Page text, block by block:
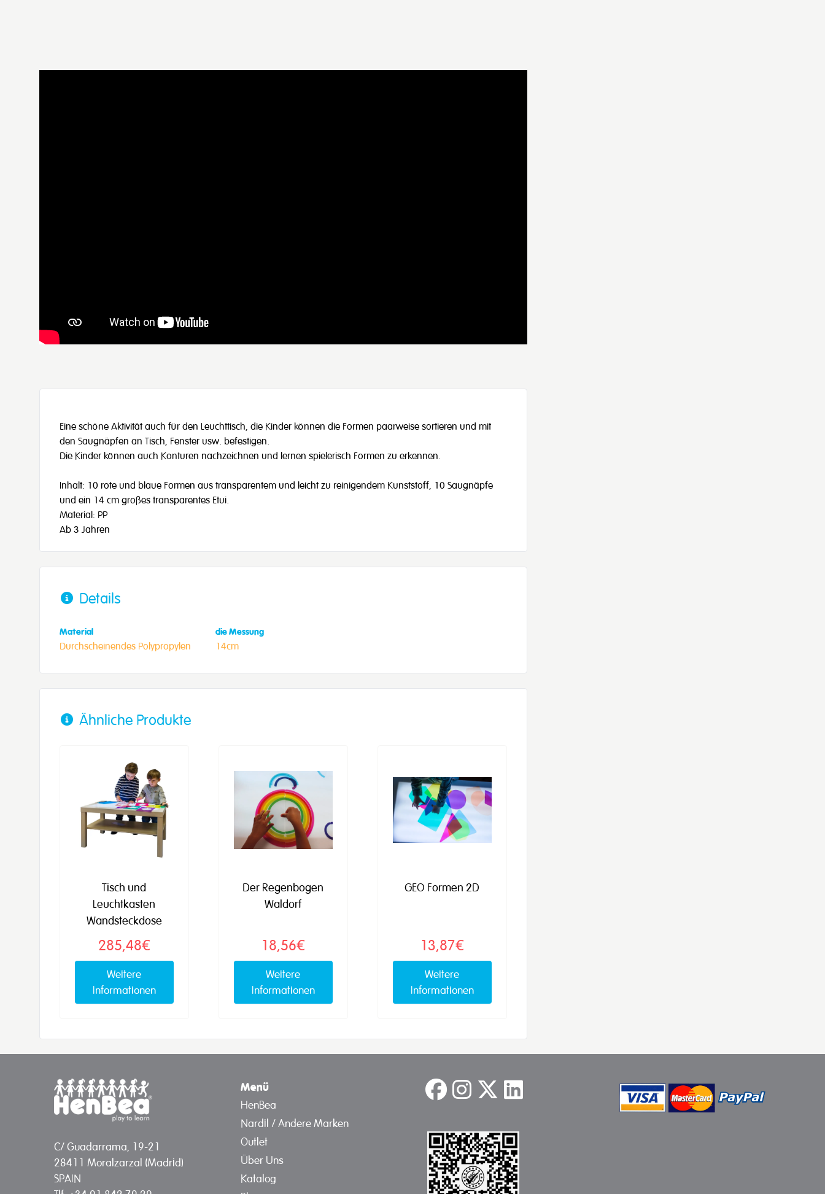
Eine schöne Aktivität auch für den Leuchttisch, die Kinder können die Formen paarweise sortieren und mit
den Saugnäpfen an Tisch, Fenster usw. befestigen.
Die Kinder können auch Konturen nachzeichnen und lernen spielerisch Formen zu erkennen.
Inhalt: 10 rote und blaue Formen aus transparentem und leicht zu reinigendem Kunststoff, 10 Saugnäpfe
und ein 14 cm großes transparentes Etui.
Material: PP
Ab 3 Jahren
Details
Material
Durchscheinendes Polypropylen
die Messung
14cm
Ähnliche Produkte
Tisch und
Leuchtkasten
Wandsteckdose
285,48€
Weitere
Informationen
Der Regenbogen
Waldorf
18,56€
Weitere
Informationen
GEO Formen 2D
13,87€
Weitere
Informationen
C/ Guadarrama, 19-21
28411 Moralzarzal (Madrid)
SPAIN
Menü
HenBea
Nardil / Andere Marken
Outlet
Über Uns
Katalog